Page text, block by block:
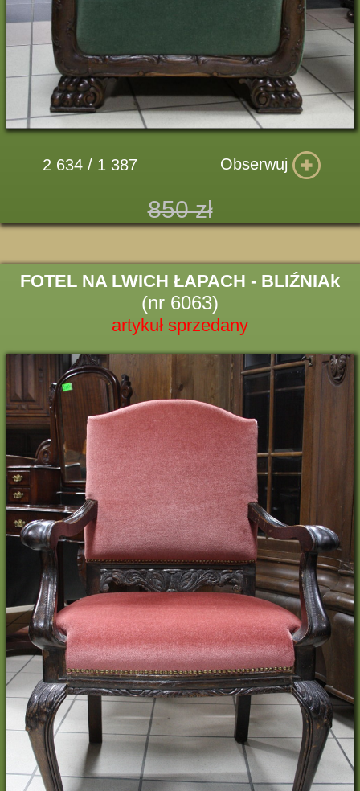
2 634 / 1 387 Obserwuj
850 zł
FOTEL NA LWICH ŁAPACH - BLIŹNIAk
(nr 6063)
artykuł sprzedany